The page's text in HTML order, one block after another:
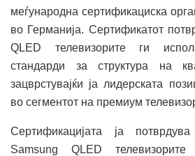
меѓународна сертификациска
во Германија. Сертификатот
QLED телевизорите ги
стандарди за структура на
зацврстувајќи ја лидерската
во сегментот на премиум
Сертификацијата ја
Samsung QLED телевизорите